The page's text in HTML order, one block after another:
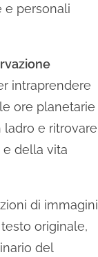
e personali
intraprendere
ore planetarie
e ritrovare
e della vita
di immagini
originale,
del